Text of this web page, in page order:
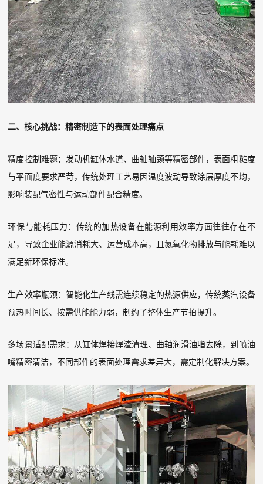
二、核心挑战：精密制造下的表面处理痛点
精度控制难题：发动机缸体水道、曲轴轴颈等精密部件，表面粗糙度
与平面度要求严苛，传统处理工艺易因温度波动导致涂层厚度不均，
影响装配气密性与运动部件配合精度。
环保与能耗压力：传统的加热设备在能源利用效率方面往往存在不
足，导致企业能源消耗大、运营成本高，且氮氧化物排放与能耗难以
满足新环保标准。
生产效率瓶颈：智能化生产线需连续稳定的热源供应，传统蒸汽设备
预热时间长、按需供能能力弱，制约了整体生产节拍提升。
多场景适配需求：从缸体焊接焊渣清理、曲轴润滑油脂去除，到喷油
嘴精密清洁，不同部件的表面处理需求差异大，需定制化解决方案。